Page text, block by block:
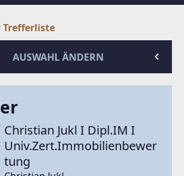
AUSWAHL ÄNDERN
Christian Jukl I Dipl.IM I
Univ.Zert.Immobilienbewer
tung